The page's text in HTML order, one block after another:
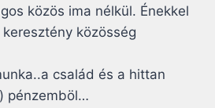
közös ima nélkül. Énekkel
közösség
család és a hittan
pénzemböl…